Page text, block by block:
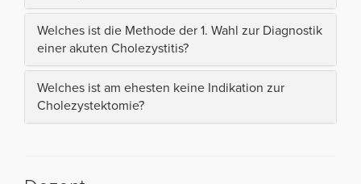
Welches ist die Methode der 1. Wahl zur Diagnostik
einer akuten Cholezystitis?
Welches ist am ehesten keine Indikation zur
Cholezystektomie?